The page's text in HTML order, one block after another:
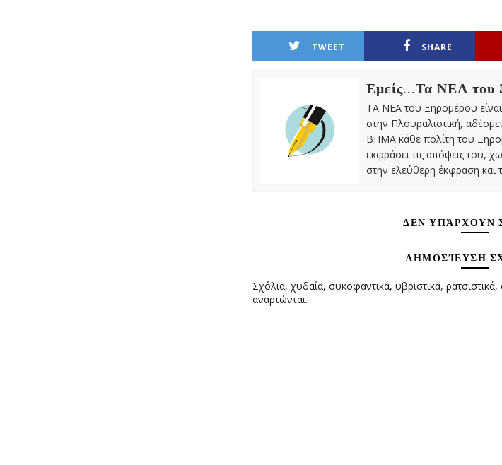
TWEET SHARE
Εμείς...Τα ΝΕΑ του
ΤΑ ΝΕΑ του Ξηρομέρου
στην Πλουραλιστική,
ΒΗΜΑ κάθε πολίτη του
εκφράσει τις απόψεις του,
στην ελεύθερη έκφραση και
ΔΕΝ ΥΠΆΡΧΟΥΝ
ΔΗΜΟΣΊΕΥΣΗ
Σχόλια, χυδαία, συκοφαντικά, υβριστικά,
αναρτώνται.